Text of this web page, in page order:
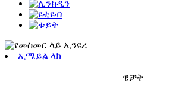
ኢሜይል ላክ
ዌቻት